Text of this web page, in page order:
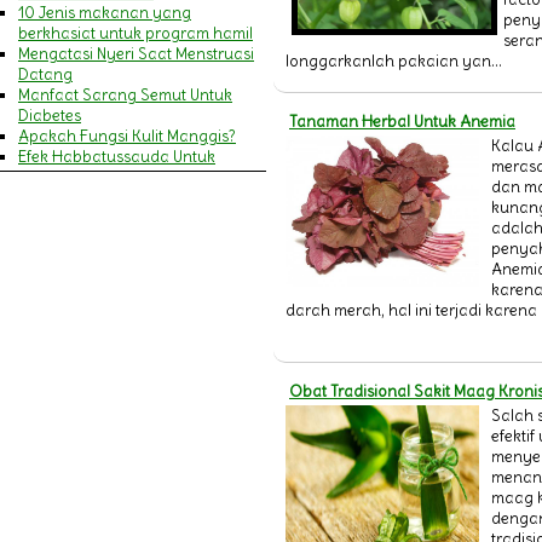
10 Jenis makanan yang
berkhasiat untuk program hamil
Mengatasi Nyeri Saat Menstruasi
Datang
Manfaat Sarang Semut Untuk
Diabetes
Apakah Fungsi Kulit Manggis?
Efek Habbatussauda Untuk
Amandel
longgarkanlah pakaian yan...
Tanaman Herbal Untuk Anemia
Kalau
dan
darah merah, hal ini terjadi karena
Obat Tradisional Sakit Maag
Salah
efektif
maag